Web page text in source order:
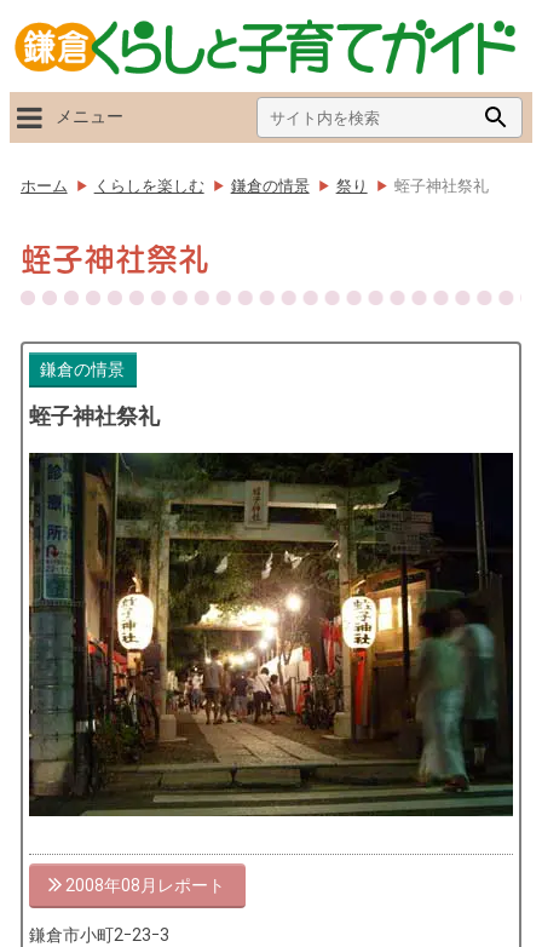
Search
for:
メニュー
ホーム くらしを楽しむ 鎌倉の情景 祭り 蛭子神社祭礼
蛭子神社祭礼
鎌倉の情景
蛭子神社祭礼
2008年08月
鎌倉市小町2ｰ23ｰ3